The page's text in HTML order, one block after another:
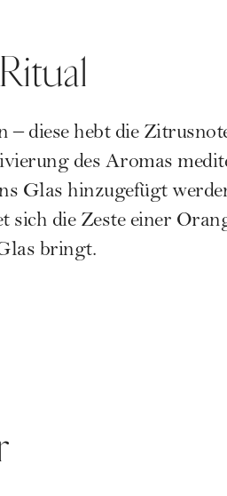
diese hebt die
des Aromas
Glas hinzugefügt
die Zeste einer
bringt.